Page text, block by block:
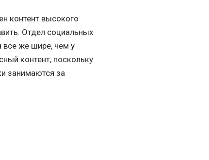
контент высокого
Отдел социальных
все же шире, чем у
контент, поскольку
занимаются за